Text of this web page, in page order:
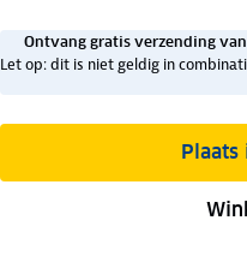
Ontvang gratis verzending
Let op: dit is niet geldig in